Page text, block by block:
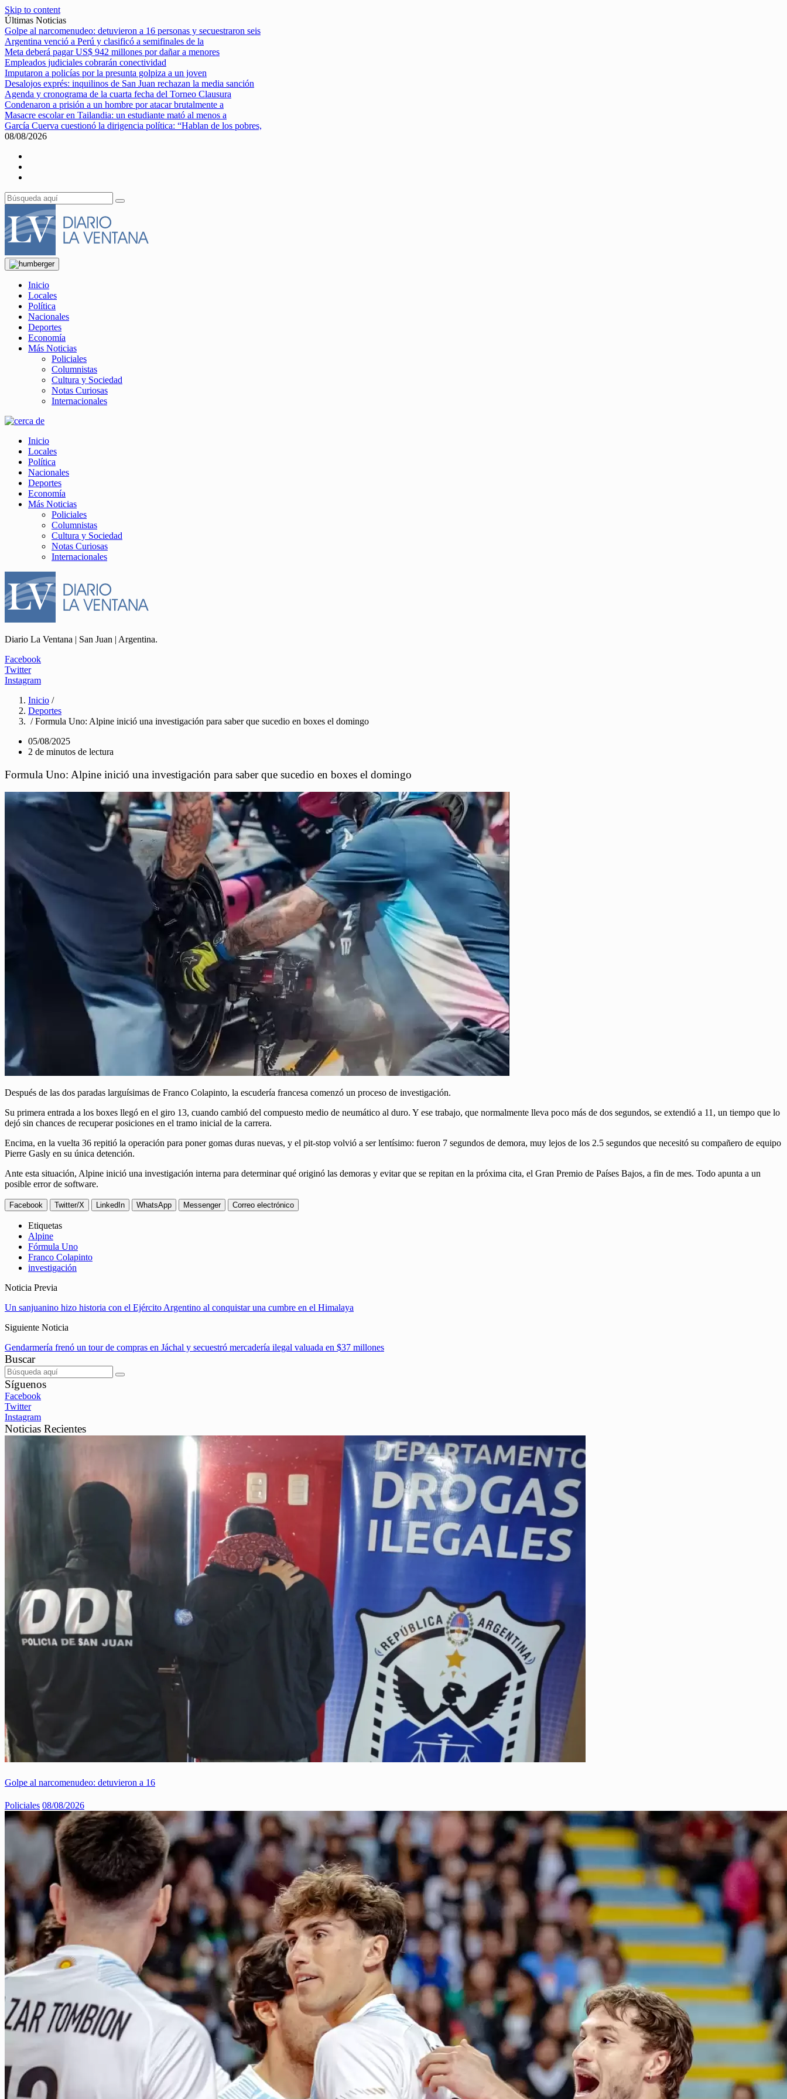
Skip to content
Últimas Noticias
Golpe al narcomenudeo: detuvieron a 16 personas y secuestraron seis
Argentina venció a Perú y clasificó a semifinales de la
Meta deberá pagar US$ 942 millones por dañar a menores
Empleados judiciales cobrarán conectividad
Imputaron a policías por la presunta golpiza a un joven
Desalojos exprés: inquilinos de San Juan rechazan la media sanción
Agenda y cronograma de la cuarta fecha del Torneo Clausura
Condenaron a prisión a un hombre por atacar brutalmente a
Masacre escolar en Tailandia: un estudiante mató al menos a
García Cuerva cuestionó la dirigencia política: “Hablan de los pobres,
08/08/2026
Inicio
Locales
Política
Nacionales
Deportes
Economía
Más Noticias
Policiales
Columnistas
Cultura y Sociedad
Notas Curiosas
Internacionales
Inicio
Locales
Política
Nacionales
Deportes
Economía
Más Noticias
Policiales
Columnistas
Cultura y Sociedad
Notas Curiosas
Internacionales
Diario La Ventana | San Juan | Argentina.
Facebook
Twitter
Instagram
Inicio /
Deportes
/ Formula Uno: Alpine inició una investigación para saber que sucedio en boxes el domingo
05/08/2025
2 de minutos de lectura
Formula Uno: Alpine inició una investigación para saber que sucedio en boxes el domingo
Después de las dos paradas larguísimas de Franco Colapinto, la escudería francesa comenzó un proceso de investigación.
Su primera entrada a los boxes llegó en el giro 13, cuando cambió del compuesto medio de neumático al duro. Y ese trabajo, que normalmente lleva poco más de dos segundos, se extendió a 11, un tiempo que lo
dejó sin chances de recuperar posiciones en el tramo inicial de la carrera.
Encima, en la vuelta 36 repitió la operación para poner gomas duras nuevas, y el pit-stop volvió a ser lentísimo: fueron 7 segundos de demora, muy lejos de los 2.5 segundos que necesitó su compañero de equipo
Pierre Gasly en su única detención.
Ante esta situación, Alpine inició una investigación interna para determinar qué originó las demoras y evitar que se repitan en la próxima cita, el Gran Premio de Países Bajos, a fin de mes. Todo apunta a un
posible error de software.
Facebook Twitter/X LinkedIn WhatsApp Messenger Correo electrónico
Etiquetas
Alpine
Fórmula Uno
Franco Colapinto
investigación
Noticia Previa
Un sanjuanino hizo historia con el Ejército Argentino al conquistar una cumbre en el Himalaya
Siguiente Noticia
Gendarmería frenó un tour de compras en Jáchal y secuestró mercadería ilegal valuada en $37 millones
Buscar
Síguenos
Facebook
Twitter
Instagram
Noticias Recientes
Golpe al narcomenudeo: detuvieron a 16
Policiales 08/08/2026